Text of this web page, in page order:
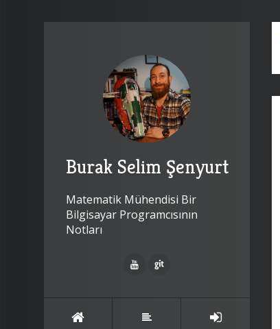
Burak Selim Şenyurt
Matematik Mühendisi Bir
Bilgisayar Programcısının
Notları